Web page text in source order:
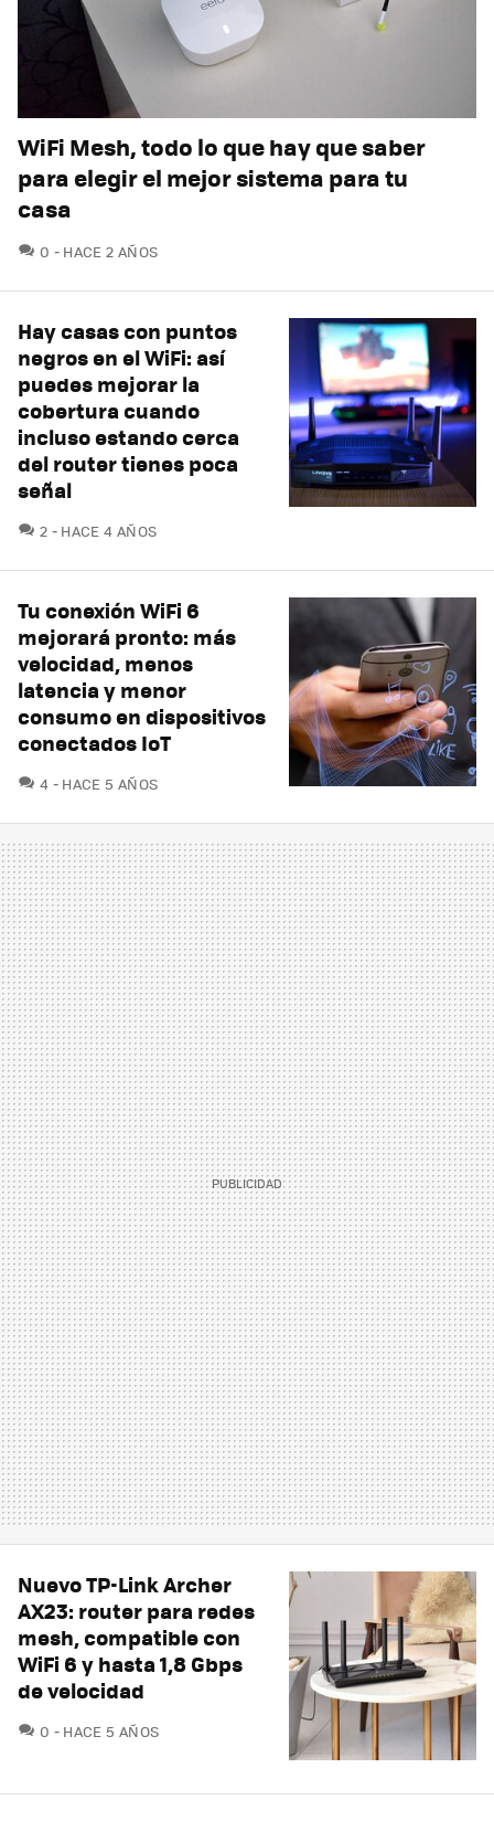
WiFi Mesh, todo lo que hay que saber
para elegir el mejor sistema para tu
casa
0 COMENTARIOS
HACE 2 AÑOS
Hay casas con puntos
negros en el WiFi: así
puedes mejorar la
cobertura cuando
incluso estando cerca
del router tienes poca
señal
2 COMENTARIOS
HACE 4 AÑOS
Tu conexión WiFi 6
mejorará pronto: más
velocidad, menos
latencia y menor
consumo en dispositivos
conectados IoT
4 COMENTARIOS
HACE 5 AÑOS
Nuevo TP-Link Archer
AX23: router para redes
mesh, compatible con
WiFi 6 y hasta 1,8 Gbps
de velocidad
0 COMENTARIOS
HACE 5 AÑOS